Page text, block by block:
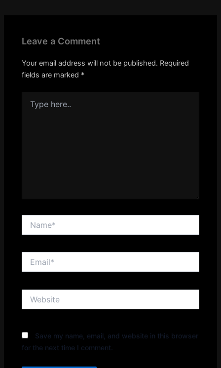
Leave a Comment
Your email address will not be published. Required
fields are marked *
here..
Save my name, email, and website in this browser
for the next time I comment.